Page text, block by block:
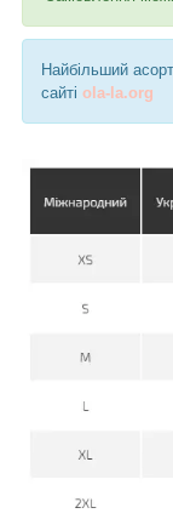
Найбільший
сайті ola-la.org